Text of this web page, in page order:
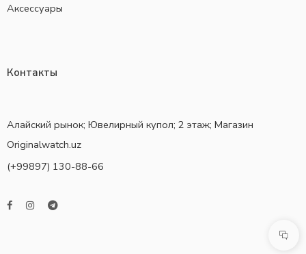
Аксессуары
Контакты
Алайский рынок; Ювелирный купол; 2 этаж; Магазин
Originalwatch.uz
(+99897) 130-88-66